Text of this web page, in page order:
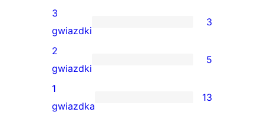
gwiazdkowych
recenzje
4-
gwiazdkowe
3
recenzje
3-
gwiazdkowe
3
gwiazdki
3
5
recenzji
2-
2
gwiazdki
5
13
1
gwiazdka
13